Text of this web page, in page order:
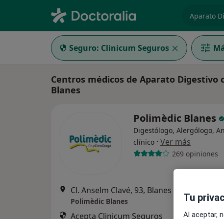
Seguro: Clinicum Seguros
Centros médicos de Aparato Digestivo
Blanes
Polimèdic Blanes
Digestólogo, Alergólogo,
clínico · Ver más
269 opiniones
Cl. Anselm Clavé, 93, Blanes
Polimèdic Blanes
Acepta Clinicum Seguros
Tu
Al aceptar,